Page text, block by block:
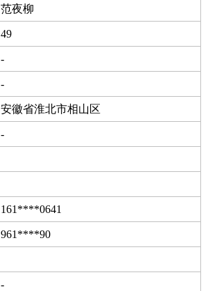
范夜柳
女
49
1977-11-15
-
职校/技校
-
深圳市宏儒企业管理咨询有限公司湛江
分公司
安徽省淮北市相山区
-
-
161****0641
161****0641
961****90
-